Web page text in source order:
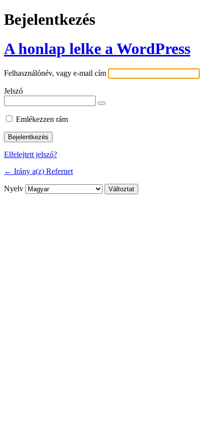
Bejelentkezés
A honlap lelke a WordPress
Felhasználónév, vagy e-mail cím
Jelszó
Emlékezzen rám
Elfelejtett jelszó?
← Irány a(z) Refernet
Nyelv